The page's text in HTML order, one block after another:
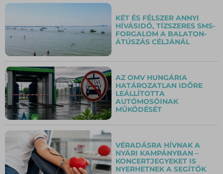
KÉT ÉS FÉLSZER ANNYI
HÍVÁSIDŐ, TÍZSZERES SMS-
FORGALOM A BALATON-
ÁTÚSZÁS CÉLJÁNÁL
AZ OMV HUNGÁRIA
HATÁROZATLAN IDŐRE
LEÁLLÍTOTTA
AUTÓMOSÓINAK
MŰKÖDÉSÉT
VÉRADÁSRA HÍVNAK A
NYÁRI KAMPÁNYBAN –
KONCERTJEGYEKET IS
NYERHETNEK A SEGÍTŐK